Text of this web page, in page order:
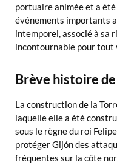
portuaire animée et a
événements importants
intemporel, associé à sa
incontournable pour tout
Brève histoire
La construction de la
laquelle elle a été
sous le règne du roi
protéger Gijón des
fréquentes sur la côte